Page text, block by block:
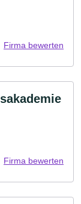
Firma bewerten
Firma bewerten